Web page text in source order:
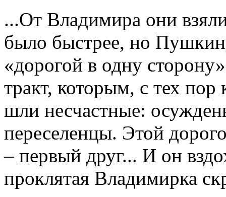
...От Владимира они
было быстрее, но
«дорогой в одну
тракт, которым, с тех
шли несчастные:
переселенцы. Этой
– первый друг... И он
проклятая Владимирка